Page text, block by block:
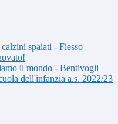
spaiati - Fiesso
il mondo - Bentivogli
dell'infanzia a.s. 2022/23